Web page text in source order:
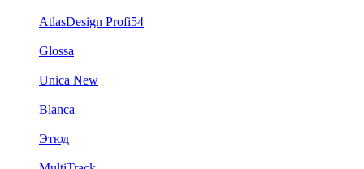
AtlasDesign Profi54
Glossa
Unica New
Blanca
Этюд